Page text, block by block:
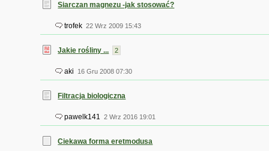
Siarczan magnezu -jak stosować?
trofek 22 Wrz 2009 15:43
Jakie rośliny ... 2
aki 16 Gru 2008 07:30
Filtracja biologiczna
pawelk141 2 Wrz 2016 19:01
Ciekawa forma eretmodusa